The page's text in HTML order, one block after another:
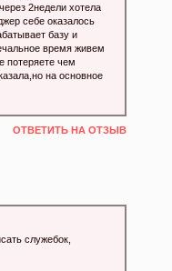
2недели хотела
себе оказалось
базу и
время живем
потеряете чем
на основное
ОТВЕТИТЬ НА ОТЗЫВ
служебок,